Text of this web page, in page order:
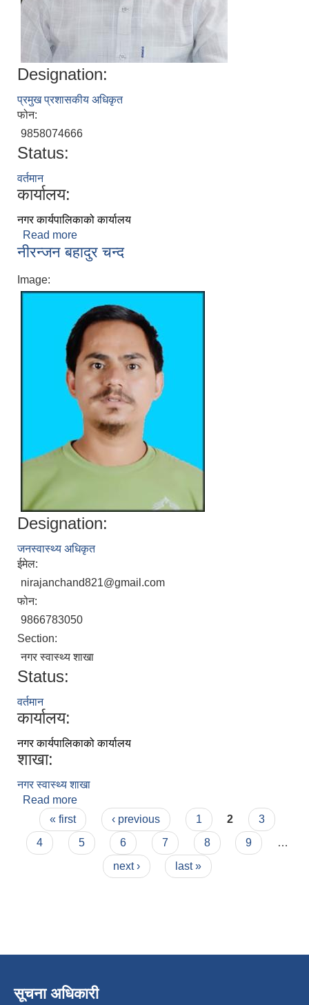
Designation:
प्रमुख प्रशासकीय अधिकृत
फोन:
9858074666
Status:
वर्तमान
कार्यालय:
नगर कार्यपालिकाको कार्यालय
Read more
नीरन्जन बहादुर चन्द
Image:
Designation:
जनस्वास्थ्य अधिकृत
ईमेल:
nirajanchand821@gmail.com
फोन:
9866783050
Section:
नगर स्वास्थ्य शाखा
Status:
वर्तमान
कार्यालय:
नगर कार्यपालिकाको कार्यालय
शाखा:
नगर स्वास्थ्य शाखा
Read more
Pages
« first ‹ previous 1 2
3
4
5 6 7 8 9
…
next ›
last »
सूचना अधिकारी